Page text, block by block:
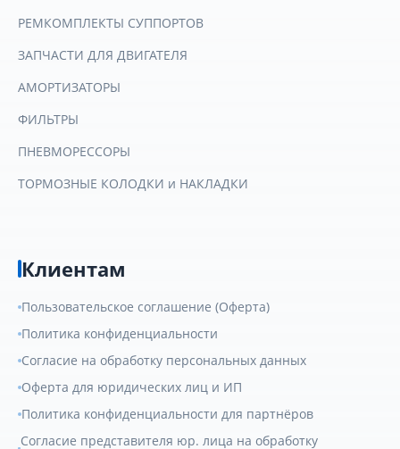
РЕМКОМПЛЕКТЫ СУППОРТОВ
ЗАПЧАСТИ ДЛЯ ДВИГАТЕЛЯ
АМОРТИЗАТОРЫ
ФИЛЬТРЫ
ПНЕВМОРЕССОРЫ
ТОРМОЗНЫЕ КОЛОДКИ и НАКЛАДКИ
Клиентам
Пользовательское соглашение (Оферта)
Политика конфиденциальности
Согласие на обработку персональных данных
Оферта для юридических лиц и ИП
Политика конфиденциальности для партнёров
Согласие представителя юр. лица на обработку